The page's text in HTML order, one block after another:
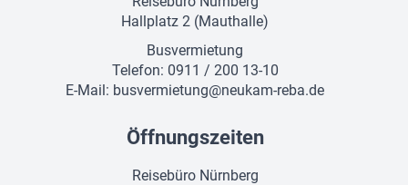
Hallplatz 2 (Mauthalle)
Busvermietung
Telefon: 0911 / 200 13-10
E-Mail: busvermietung@neukam-reba.de
Öffnungszeiten
Reisebüro Nürnberg